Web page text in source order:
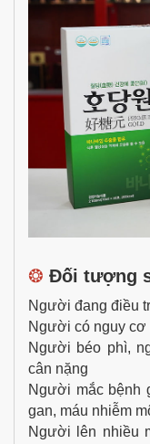
❂ Đối tượng
Người đang điều
Người có nguy cơ
Người béo phì,
cân nặng
Người mắc bệnh
gan, máu nhiễm
Người lên nhiều